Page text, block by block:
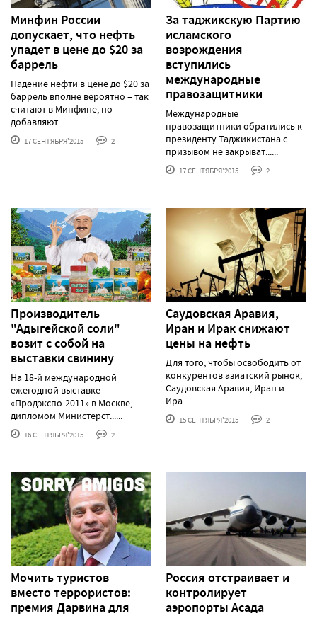
Минфин России
допускает, что нефть
упадет в цене до $20 за
баррель
Падение нефти в цене до $20 за
баррель вполне вероятно – так
считают в Минфине, но
добавляют......
17 СЕНТЯБРЯ'2015 2
За таджикскую Партию
исламского
возрождения
вступились
международные
правозащитники
Международные
правозащитники обратились к
президенту Таджикистана с
призывом не закрыват......
17 СЕНТЯБРЯ'2015 2
Производитель
"Адыгейской соли"
возит с собой на
выставки свинину
На 18-й международной
ежегодной выставке
«Продэкспо-2011» в Москве,
дипломом Министерст......
16 СЕНТЯБРЯ'2015 2
Саудовская Аравия,
Иран и Ирак снижают
цены на нефть
Для того, чтобы освободить от
конкурентов азиатский рынок,
Саудовская Аравия, Иран и
Ира......
15 СЕНТЯБРЯ'2015 2
Мочить туристов
вместо террористов:
премия Дарвина для
Россия отстраивает и
контролирует
аэропорты Асада